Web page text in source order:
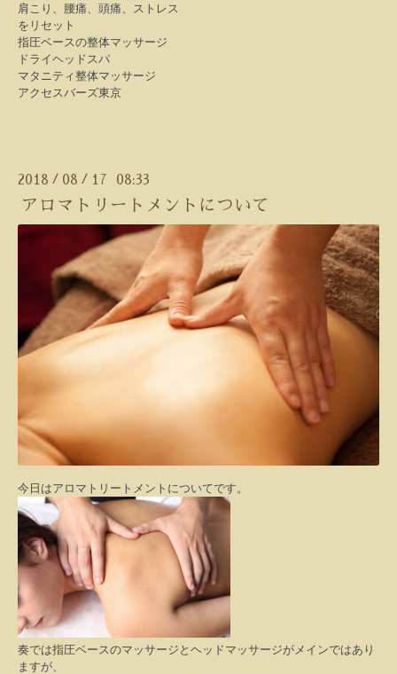
肩こり、腰痛、頭痛、ストレス
をリセット
指圧ベースの整体マッサージ
ドライヘッドスパ
マタニティ整体マッサージ
アクセスバーズ東京
2018 / 08 / 17 08:33
アロマトリートメントについて
今日はアロマトリートメントについてです。
奏では指圧ベースのマッサージとヘッドマッサージがメインではあり
ますが、